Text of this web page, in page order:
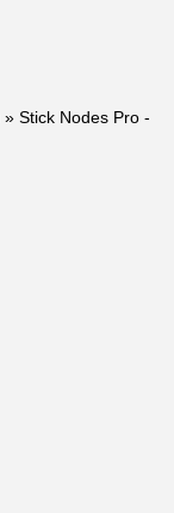
» Stick Nodes Pro -